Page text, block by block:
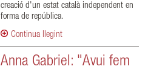
creació d'un estat català independent en
forma de república.
Continua llegint
Anna Gabriel: "Avui fem